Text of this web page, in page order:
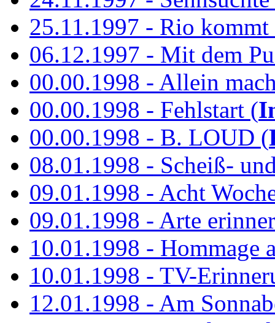
25.11.1997 - Rio kommt
06.12.1997 - Mit dem
00.00.1998 - Allein
00.00.1998 - Fehlstart (
00.00.1998 - B. LOUD (
08.01.1998 - Scheiß-
09.01.1998 - Acht
09.01.1998 - Arte
10.01.1998 - Hommage
10.01.1998 - TV-
12.01.1998 - Am